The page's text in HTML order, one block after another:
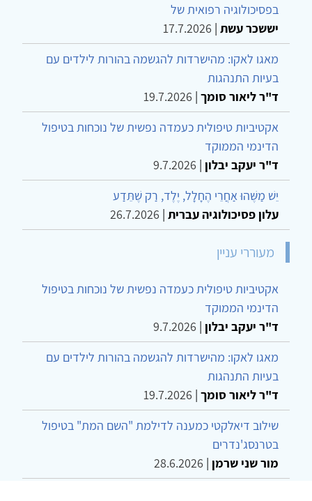
בפסיכולוגיה רפואית של
יששכר עשת |
17.7.2026
מאגו לאקו: מהישרדות להגשמה בהורות לילדים עם
בעיות התנהגות
ד"ר ליאור סומך |
19.7.2026
אקטיביות טיפולית כעמדה נפשית של נוכחות בטיפול
הדינמי הממוקד
ד"ר יעקב יבלון |
9.7.2026
יֵשׁ מַשֶּׁהוּ אַחֲרֵי הֶחָלָל, יֶלֶד, רַק שֶׁתֵּדַע
עלון פסיכולוגיה עברית |
26.7.2026
מעוררי עניין
אקטיביות טיפולית כעמדה נפשית של נוכחות בטיפול
הדינמי הממוקד
ד"ר יעקב יבלון |
9.7.2026
מאגו לאקו: מהישרדות להגשמה בהורות לילדים עם
בעיות התנהגות
ד"ר ליאור סומך |
19.7.2026
שילוב דיאלקטי כמענה לדילמת "השם המת" בטיפול
בטרנסג'נדרים
מור שני שרמן |
28.6.2026